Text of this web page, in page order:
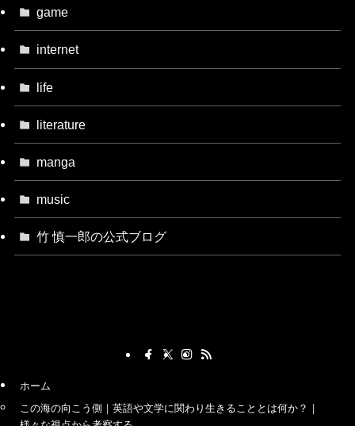
game
internet
life
literature
manga
music
竹 慎一郎の公式ブログ
ホーム
この海の向こう側｜英語や文学に関わり生きることとは何か？｜